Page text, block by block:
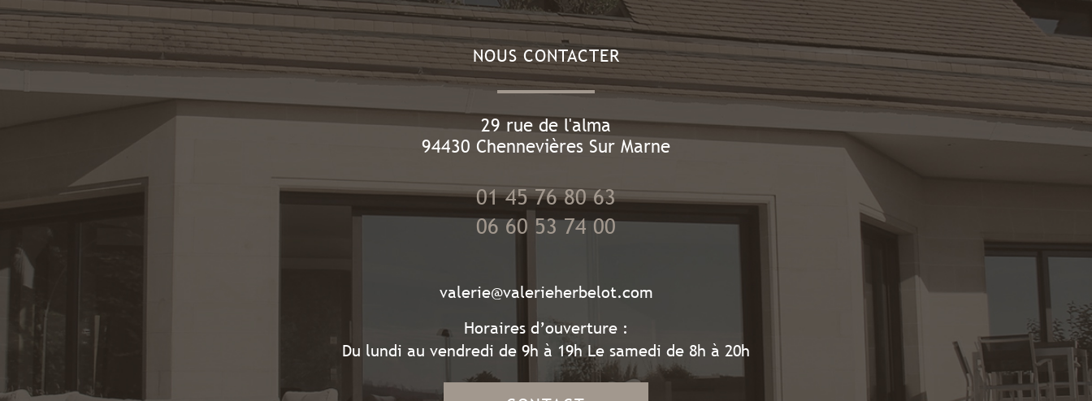
NOUS CONTACTER
29 rue de l'alma
94430 Chennevières Sur Marne
01 45 76 80 63
06 60 53 74 00
valerie@valerieherbelot.com
Horaires d’ouverture :
Du lundi au vendredi de 9h à 19h Le samedi de 8h à 20h